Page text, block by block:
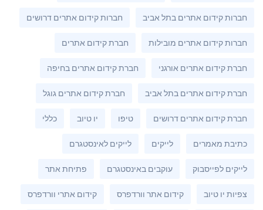
חברות קידום אתרים בתל אביב חברות קידום אתרים דרושים
חברות קידום אתרים מובילות חברת קידום אתרים
חברת קידום אתרים אורגני חברת קידום אתרים בחיפה
חברת קידום אתרים בתל אביב חברת קידום אתרים גוגל
חברת קידום אתרים דרושים טיפו יו טיוב כללי
כתיבת מאמרים לייקים לייקים לאינסטגרם
לייקים לפייסבוק עוקבים באינסטגרם פתיחת אתר
צפיות יו טיוב קידום אתר וורדפרס קידום אתרי וורדפרס